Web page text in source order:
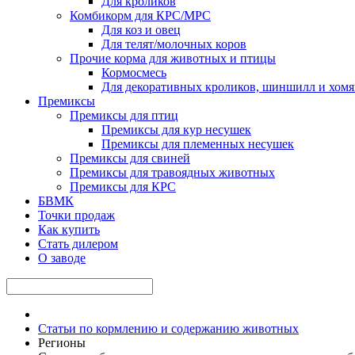
Комбикорм для КРС/МРС
Для коз и овец
Для телят/молочных коров
Прочие корма для животных и птицы
Кормосмесь
Для декоративных кроликов, шиншилл и
Премиксы
Премиксы для птиц
Премиксы для кур несушек
Премиксы для племенных несушек
Премиксы для свиней
Премиксы для травоядных животных
Премиксы для КРС
БВМК
Точки продаж
Как купить
Стать дилером
О заводе
Статьи по кормлению и содержанию животных
Регионы